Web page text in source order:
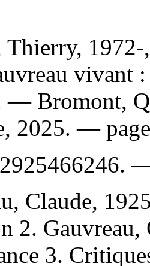
Thierry, 1972-
vivant
— Bromont,
2025. —
.
Claude,
2.
3.